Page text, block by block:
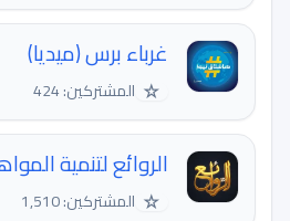
غرباء برس (ميديا)
☆ المشتركين: 424
الروائع لتنمية
☆ المشتركين: 1,510